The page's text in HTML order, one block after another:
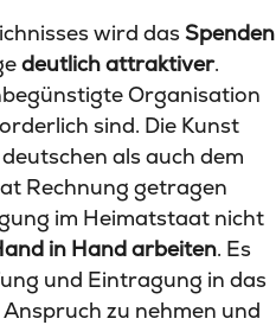
wird dasSpenden
deutlich attraktiver.
Organisation
sind. Die Kunst
als auch dem
Rechnung getragen
im Heimatstaat nicht
in Hand arbeiten. Es
und Eintragung in das
zu nehmen und